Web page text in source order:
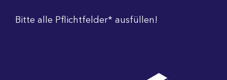
Bitte alle Pflichtfelder* ausfüllen!